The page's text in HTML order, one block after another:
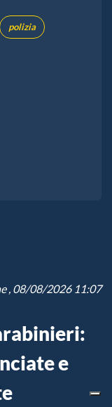
polizia
, 08/08/2026 11:07
e